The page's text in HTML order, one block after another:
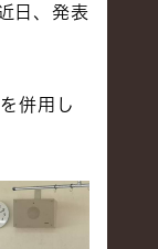
日、発表
併用し